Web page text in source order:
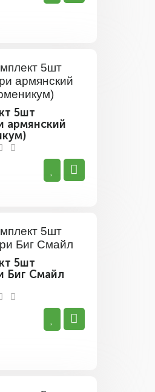
5шт
армянский
5шт
Биг Смайл